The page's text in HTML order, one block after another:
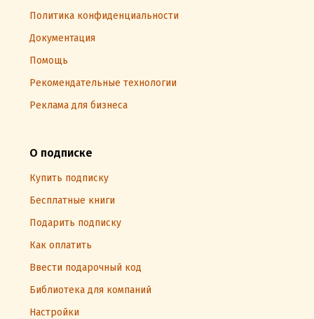
Политика конфиденциальности
Документация
Помощь
Рекомендательные технологии
Реклама для бизнеса
О подписке
Купить подписку
Бесплатные книги
Подарить подписку
Как оплатить
Ввести подарочный код
Библиотека для компаний
Настройки